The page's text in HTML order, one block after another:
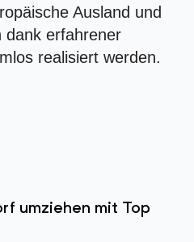
Ausland und
dank erfahrener
realisiert werden.
umziehen mit Top